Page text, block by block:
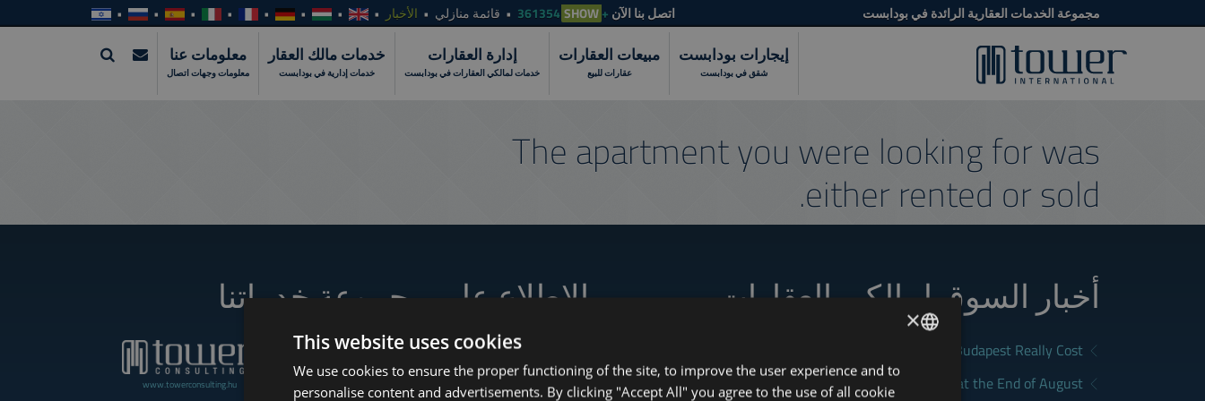
مجموعة الخدمات العقارية الرائدة في بودابست اتصل بنا الآن +361354
SHOW قائمة منازلي الأخبار
إيجارات بودابست
شقق في بودابست
مبيعات العقارات
عقارات للبيع
إدارة العقارات
خدمات لمالكي العقارات في بودابست
خدمات مالك العقار
خدمات إدارية في بودابست
معلومات عنا
معلومات وجهات اتصال
The apartment you were looking for was
either rented or sold.
أخبار السوق لمالكي العقارات
What Does Renting in Budapest Really Cost?
How to Still Find a Good Rental in Budapest at the End of August
الاطلاع على مجموعة خدماتنا
www.tower-investments.com
www.towerassistance.com
www.towerconsulting.hu
ENGLISH
HUNGARIAN
×
This website uses cookies
We use cookies to ensure the proper functioning of the site, to improve the user experience and to
personalise content and advertisements. By clicking "Accept All" you agree to the use of all cookie